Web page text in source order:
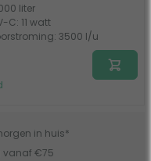
liter
C: 11 watt
3500 l/u
in huis*
vanaf €75